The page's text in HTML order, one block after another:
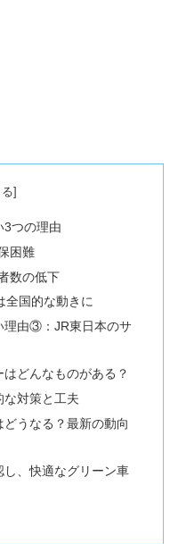
3つの理由
困難
数の低下
全国的な動きに
理由③：JR東日本のサ
どんなものがある？
な対策と工夫
うなる？最新の動向
し、快適なグリーン車